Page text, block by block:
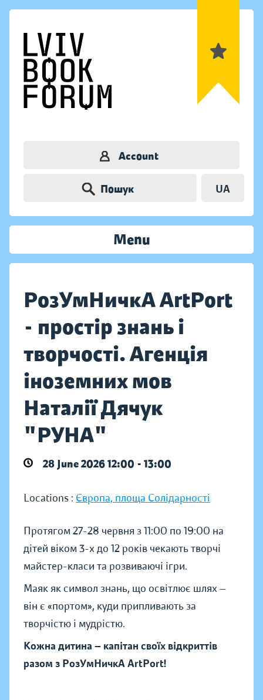
Account
Пошук UA
Menu
РозУмНичкА ArtPort
- простір знань і
творчості. Агенція
іноземних мов
Наталії Дячук
"РУНА"
28 June 2026 12:00 - 13:00
Locations : Європа, площа Солідарності
Протягом 27-28 червня з 11:00 по 19:00 на
дітей віком 3-х до 12 років чекають творчі
майстер-класи та розвиваючі ігри.
Маяк як символ знань, що освітлює шлях —
він є «портом», куди припливають за
творчістю і мудрістю.
Кожна дитина — капітан своїх відкриттів
разом з РозУмНичкА ArtPort!